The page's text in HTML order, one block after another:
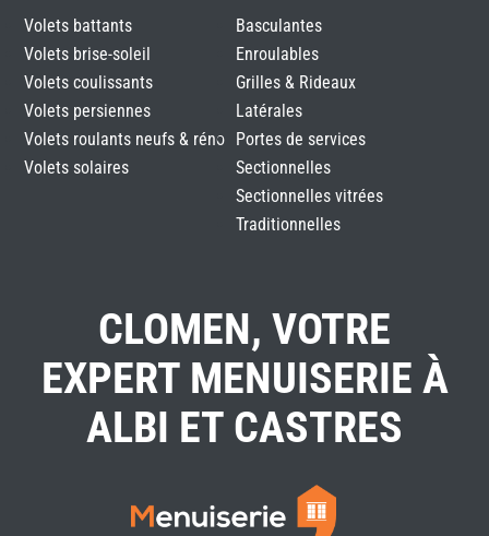
Volets battants
Volets brise-soleil
Volets coulissants
Volets persiennes
Volets roulants neufs & réno
Volets solaires
Basculantes
Enroulables
Grilles & Rideaux
Latérales
Portes de services
Sectionnelles
Sectionnelles vitrées
Traditionnelles
CLOMEN, VOTRE
EXPERT MENUISERIE À
ALBI ET CASTRES